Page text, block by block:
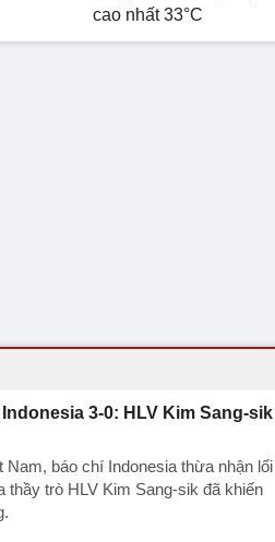
cao nhất 33°C
3-0: HLV Kim Sang-sik
báo chí Indonesia thừa nhận lối
thầy trò HLV Kim Sang-sik đã khiến